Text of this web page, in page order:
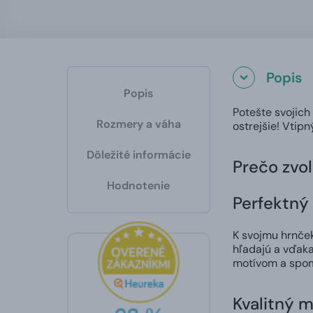
Popis
Rozmery a váha
Dôležité informácie
Hodnotenie
Popis
Potešte
ostrejšie!
Prečo
K svojmu
hľadajú a
motívom a
Kvalitný